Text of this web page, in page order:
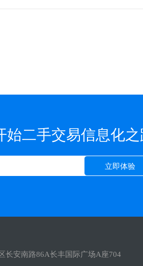
始二手交易信息化之
立即体验
长安南路86A长丰国际广场A座704